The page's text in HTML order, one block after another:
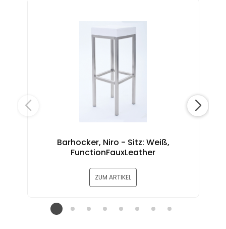
Barhocker, Niro - Sitz: Weiß,
FunctionFauxLeather
ZUM ARTIKEL